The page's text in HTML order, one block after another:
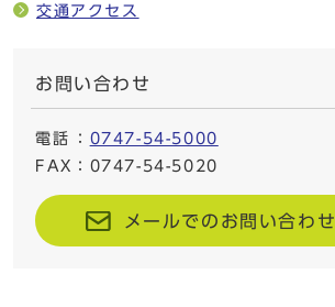
交通アクセス
お問い合わせ
電話 ： 0747-54-5000
FAX ：0747-54-5020
メールでのお問い合わせ